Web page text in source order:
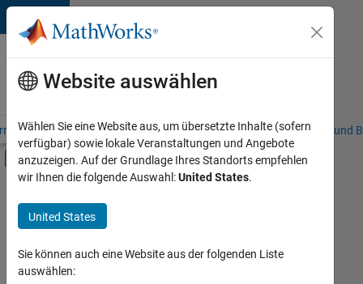
Weiter zum Inhalt
Karriere
bei
MathWorks
– Übersicht Stellensuche Niederlassungen Studierende und
Umschaltung für Off-Canvas-
Hauptinhalt
Ausgewählte
speichern
Website auswählen
Wählen Sie eine Website aus, um übersetzte Inhalte (sofern
verfügbar) sowie lokale Veranstaltungen und Angebote
anzuzeigen. Auf der Grundlage Ihres Standorts empfehlen
wir Ihnen die folgende Auswahl:United States.
United States
Sie können auch eine Website aus der folgenden Liste
auswählen: